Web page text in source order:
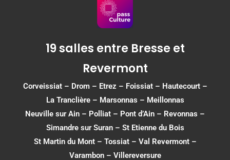
19 salles entre Bresse et
Revermont
Corveissiat– Drom– Etrez – Foissiat– Hautecourt–
La Tranclière – Marsonnas – Meillonnas
Neuville sur Ain – Polliat – Pont d’Ain – Revonnas –
Simandre sur Suran– St Etienne du Bois
St Martin du Mont– Tossiat– Val Revermont–
Varambon– Villereversure